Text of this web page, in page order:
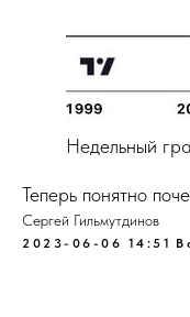
Недельный
Теперь понятно
Сергей Гильмутдинов
2023-06-06 14:51